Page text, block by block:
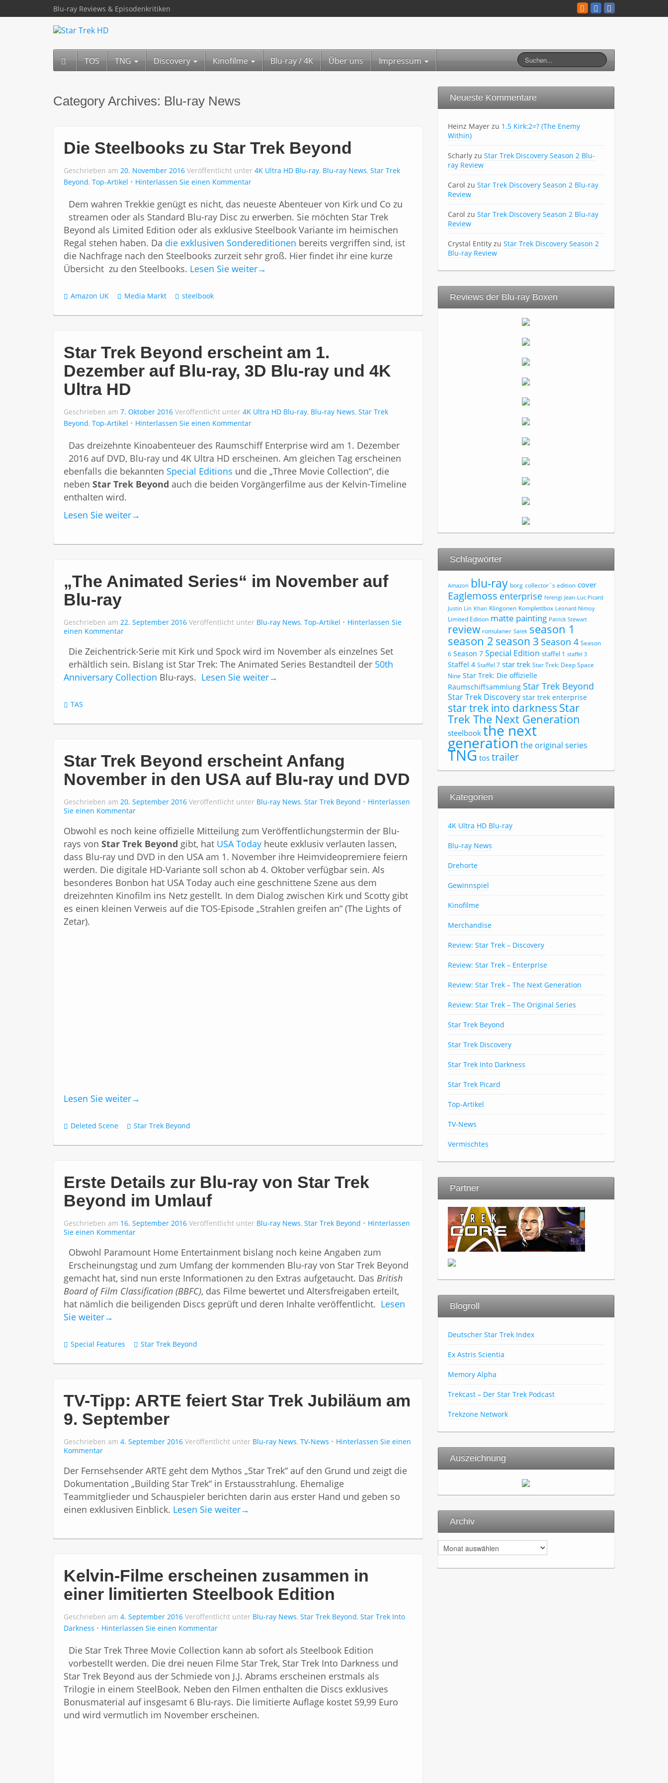
Blu-ray Reviews & Episodenkritiken
TOS TNG Discovery Kinofilme Blu-ray / 4K Über uns Impressum
Category Archives: Blu-ray News
Die Steelbooks zu Star Trek Beyond
Geschrieben am 20. November 2016 Veröffentlicht unter 4K Ultra HD Blu-ray, Blu-ray News, Star Trek
Beyond, Top-Artikel Hinterlassen Sie einen Kommentar
Dem wahren Trekkie genügt es nicht, das neueste Abenteuer von Kirk und Co zu
streamen oder als Standard Blu-ray Disc zu erwerben. Sie möchten Star Trek
Beyond als Limited Edition oder als exklusive Steelbook Variante im heimischen
Regal stehen haben. Da die exklusiven Sondereditionen bereits vergriffen sind, ist
die Nachfrage nach den Steelbooks zurzeit sehr groß. Hier findet ihr eine kurze
Übersicht zu den Steelbooks. Lesen Sie weiter→
Amazon UK Media Markt steelbook
Star Trek Beyond erscheint am 1.
Dezember auf Blu-ray, 3D Blu-ray und 4K
Ultra HD
Geschrieben am 7. Oktober 2016 Veröffentlicht unter 4K Ultra HD Blu-ray, Blu-ray News, Star Trek
Beyond, Top-Artikel Hinterlassen Sie einen Kommentar
Das dreizehnte Kinoabenteuer des Raumschiff Enterprise wird am 1. Dezember
2016 auf DVD, Blu-ray und 4K Ultra HD erscheinen. Am gleichen Tag erscheinen
ebenfalls die bekannten Special Editions und die „Three Movie Collection“, die
neben Star Trek Beyond auch die beiden Vorgängerfilme aus der Kelvin-Timeline
enthalten wird.
Lesen Sie weiter→
„The Animated Series“ im November auf
Blu-ray
Geschrieben am 22. September 2016 Veröffentlicht unter Blu-ray News, Top-Artikel
Hinterlassen Sie
einen Kommentar
Die Zeichentrick-Serie mit Kirk und Spock wird im November als einzelnes Set
erhältlich sein. Bislang ist Star Trek: The Animated Series Bestandteil der 50th
Anniversary Collection Blu-rays. Lesen Sie weiter→
TAS
Star Trek Beyond erscheint Anfang
November in den USA auf Blu-ray und DVD
Geschrieben am 20. September 2016 Veröffentlicht unter Blu-ray News, Star Trek Beyond
Hinterlassen
Sie einen Kommentar
Obwohl es noch keine offizielle Mitteilung zum Veröffentlichungstermin der Blu-
rays von Star Trek Beyond gibt, hat USA Today heute exklusiv verlauten lassen,
dass Blu-ray und DVD in den USA am 1. November ihre Heimvideopremiere feiern
werden. Die digitale HD-Variante soll schon ab 4. Oktober verfügbar sein. Als
besonderes Bonbon hat USA Today auch eine geschnittene Szene aus dem
dreizehnten Kinofilm ins Netz gestellt. In dem Dialog zwischen Kirk und Scotty gibt
es einen kleinen Verweis auf die TOS-Episode „Strahlen greifen an“ (The Lights of
Zetar).
Lesen Sie weiter→
Deleted Scene Star Trek Beyond
Erste Details zur Blu-ray von Star Trek
Beyond im Umlauf
Geschrieben am 16. September 2016 Veröffentlicht unter Blu-ray News, Star Trek Beyond
Hinterlassen
Sie einen Kommentar
Obwohl Paramount Home Entertainment bislang noch keine Angaben zum
Erscheinungstag und zum Umfang der kommenden Blu-ray von Star Trek Beyond
gemacht hat, sind nun erste Informationen zu den Extras aufgetaucht. Das British
Board of Film Classification (BBFC), das Filme bewertet und Altersfreigaben erteilt,
hat nämlich die beiligenden Discs geprüft und deren Inhalte veröffentlicht. Lesen
Sie weiter→
Special Features Star Trek Beyond
TV-Tipp: ARTE feiert Star Trek Jubiläum am
9. September
Geschrieben am 4. September 2016 Veröffentlicht unter Blu-ray News, TV-News
Hinterlassen Sie einen
Kommentar
Der Fernsehsender ARTE geht dem Mythos „Star Trek“ auf den Grund und zeigt die
Dokumentation „Building Star Trek“ in Erstausstrahlung. Ehemalige
Teammitglieder und Schauspieler berichten darin aus erster Hand und geben so
einen exklusiven Einblick. Lesen Sie weiter→
Kelvin-Filme erscheinen zusammen in
einer limitierten Steelbook Edition
Geschrieben am 4. September 2016 Veröffentlicht unter Blu-ray News, Star Trek Beyond, Star Trek Into
Darkness
Hinterlassen Sie einen Kommentar
Die Star Trek Three Movie Collection kann ab sofort als Steelbook Edition
vorbestellt werden. Die drei neuen Filme Star Trek, Star Trek Into Darkness und
Star Trek Beyond aus der Schmiede von J.J. Abrams erscheinen erstmals als
Trilogie in einem SteelBook. Neben den Filmen enthalten die Discs exklusives
Bonusmaterial auf insgesamt 6 Blu-rays. Die limitierte Auflage kostet 59,99 Euro
und wird vermutlich im November erscheinen.
Neueste Kommentare
Heinz Mayerzu 1.5 Kirk:2=? (The Enemy
Within)
Scharlyzu Star Trek Discovery Season 2 Blu-
ray Review
Carol zu Star Trek Discovery Season 2 Blu-ray
Review
Carol zu Star Trek Discovery Season 2 Blu-ray
Review
Crystal Entityzu Star Trek Discovery Season 2
Blu-ray Review
Reviews der Blu-ray Boxen
Schlagwörter
Amazon blu-ray borg collector´s edition cover
Eaglemoss enterprise ferengi Jean-Luc Picard
Justin Lin Khan Klingonen Komplettbox Leonard Nimoy
Limited Edition matte painting Patrick Stewart
review romulaner Sarek season 1
season 2 season 3 Season 4 Season
6 Season 7 Special Edition staffel 1 staffel 3
Staffel 4 Staffel 7 star trek Star Trek: Deep Space
Nine Star Trek: Die offizielle
Raumschiffsammlung Star Trek Beyond
Star Trek Discovery star trek enterprise
star trek into darkness Star
Trek The Next Generation
steelbook the next
generation the original series
TNG tos trailer
Kategorien
4K Ultra HD Blu-ray
Blu-ray News
Drehorte
Gewinnspiel
Kinofilme
Merchandise
Review: Star Trek – Discovery
Review: Star Trek – Enterprise
Review: Star Trek – The Next Generation
Review: Star Trek – The Original Series
Star Trek Beyond
Star Trek Discovery
Star Trek Into Darkness
Star Trek Picard
Top-Artikel
TV-News
Vermischtes
Partner
Blogroll
Deutscher Star Trek Index
Ex Astris Scientia
Memory Alpha
Trekcast – Der Star Trek Podcast
Trekzone Network
Auszeichnung
Archiv
r
c